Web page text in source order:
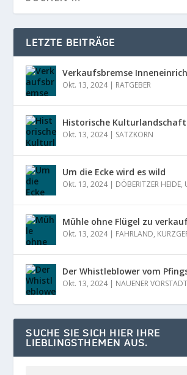
LETZTE BEITRÄGE
Verkaufsbremse
Okt. 13, 2024| RATGEBER
Historische Kulturlandschaft
Okt. 13, 2024| SATZKORN
Um die Ecke wird es wild
Okt. 13, 2024| DÖBERITZER HEIDE,
Mühle ohne Flügel zu
Okt. 13, 2024| FAHRLAND,
Der Whistleblower vom
Okt. 13, 2024| NAUENER VORSTADT
SUCHE SIE SICH HIER IHRE
LIEBLINGSTHEMEN AUS.